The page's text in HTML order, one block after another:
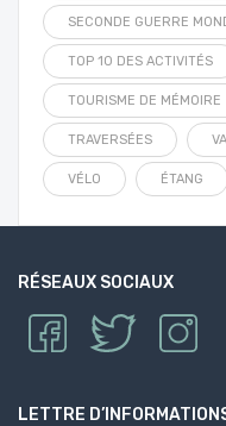
SECONDE GUERRE
TOP 10 DES ACTIVITÉS
TOURISME DE MÉMOIRE
TRAVERSÉES
VÉLO ÉTANG
RÉSEAUX SOCIAUX
LETTRE